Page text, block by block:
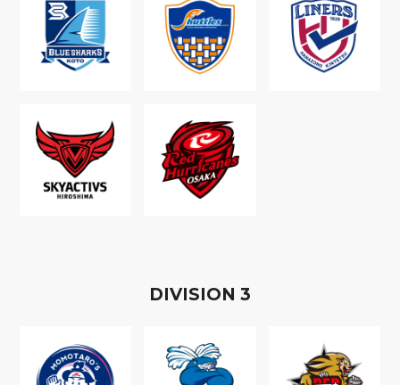
DIVISION 3